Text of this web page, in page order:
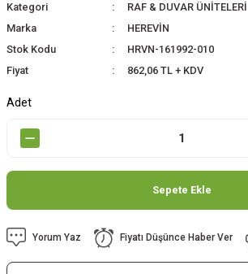
Kategori
RAF & DUVAR ÜNİTELERİ
Marka
HEREVİN
Stok Kodu
HRVN-161992-010
Fiyat
862,06 TL + KDV
Adet
Sepete Ekle
Yorum Yaz Fiyatı Düşünce Haber Ver